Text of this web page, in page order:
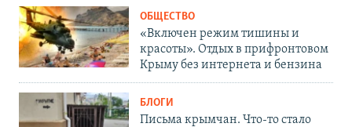
ОБЩЕСТВО
«Включен режим тишины и
красоты». Отдых в прифронтовом
Крыму без интернета и бензина
БЛОГИ
Письма крымчан. Что-то стало